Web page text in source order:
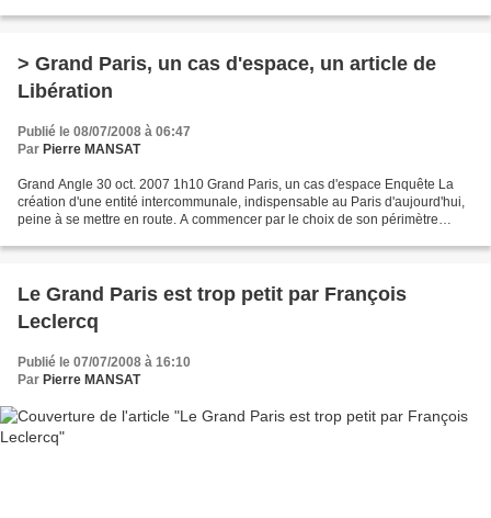
> Grand Paris, un cas d'espace, un article de
Libération
Publié le 08/07/2008 à 06:47
Par Pierre MANSAT
Grand Angle 30 oct. 2007 1h10 Grand Paris, un cas d'espace Enquête La
création d'une entité intercommunale, indispensable au Paris d'aujourd'hui,
peine à se mettre en route. A commencer par le choix de son périmètre
Le Grand Paris est trop petit par François
Leclercq
Publié le 07/07/2008 à 16:10
Par Pierre MANSAT